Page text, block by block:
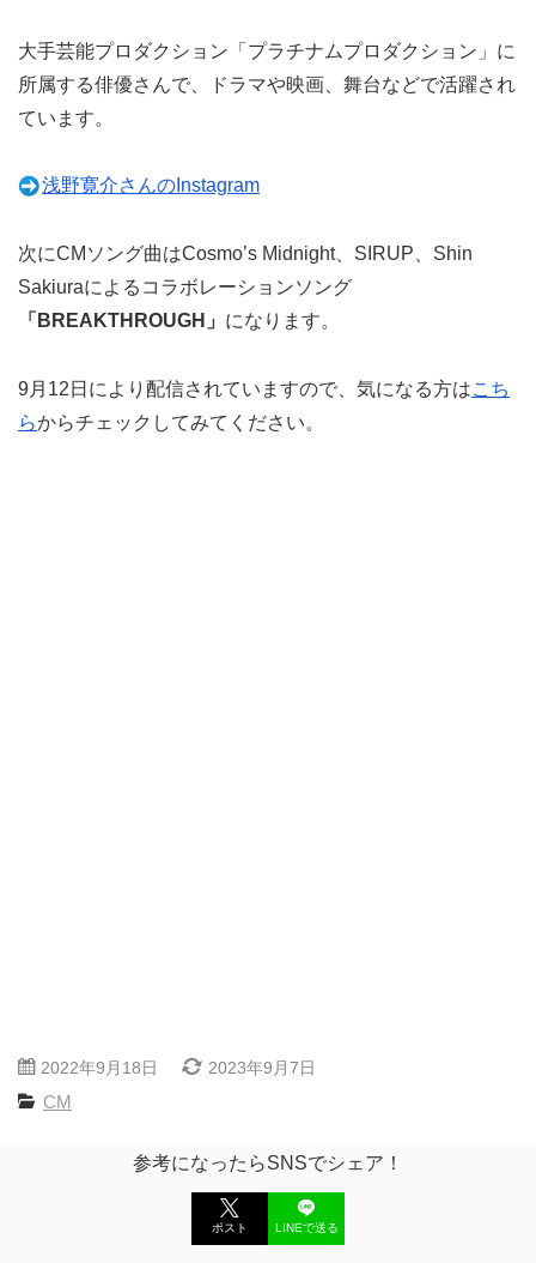
大手芸能プロダクション「プラチナムプロダクション」に
所属する俳優さんで、ドラマや映画、舞台などで活躍され
ています。
浅野寛介さんのInstagram
次にCMソング曲はCosmo’s Midnight、SIRUP、Shin
Sakiuraによるコラボレーションソング
「BREAKTHROUGH」 になります。
9月12日により配信されていますので、気になる方はこち
らからチェックしてみてください。
2022年9月18日 2023年9月7日
CM
参考になったらSNSでシェア！
ポスト LINEで送る